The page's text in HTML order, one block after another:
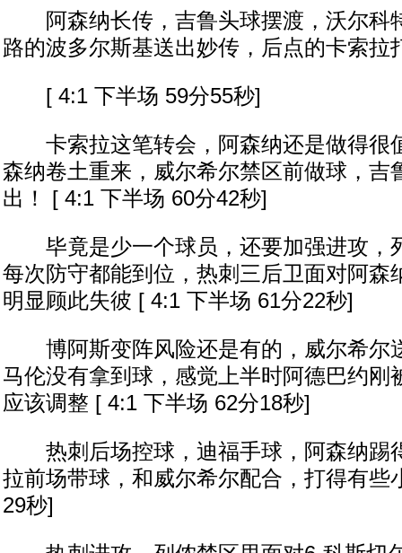
阿森纳长传，吉鲁头球摆渡，沃尔科
路的波多尔斯基送出妙传，后点的卡索拉
[ 4:1 下半场 59分55秒]
卡索拉这笔转会，阿森纳还是做得很
森纳卷土重来，威尔希尔禁区前做球，吉
出！ [ 4:1 下半场 60分42秒]
毕竟是少一个球员，还要加强进攻，
每次防守都能到位，热刺三后卫面对阿森
明显顾此失彼 [ 4:1 下半场 61分22秒]
博阿斯变阵风险还是有的，威尔希尔
马伦没有拿到球，感觉上半时阿德巴约刚
应该调整 [ 4:1 下半场 62分18秒]
热刺后场控球，迪福手球，阿森纳踢
拉前场带球，和威尔希尔配合，打得有些
29秒]